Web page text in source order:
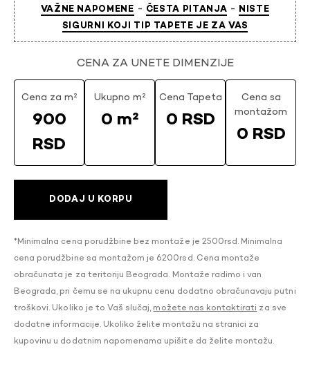
VAŽNE NAPOMENE - ČESTA PITANJA -
NISTE
SIGURNI KOJI TIP TAPETE JE ZA VAS
CENA ZA UNETE DIMENZIJE
Cena za m²
900
RSD
Ukupno m²
0 m²
Cena Tapeta
0 RSD
Cena sa
montažom
0 RSD
DODAJ U KORPU
*Minimalna cena porudžbine bez montaže je 2500rsd. Minimalna
cena porudžbine sa montažom je 6200rsd. Cena montaže
obračunata je za teritoriju Beograda. Montaže radimo i van
Beograda, pri čemu se na ukupnu cenu dodatno obračunavaju putni
troškovi. Ukoliko je to Vaš slučaj, možete nas kontaktirati za sve
dodatne informacije. Ukoliko želite montažu na stranici za
kupovinu u dodatnim napomenama upišite da želite montažu.